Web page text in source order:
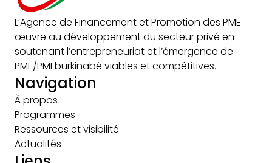
L’Agence de Financement et Promotion des PME
œuvre au développement du secteur privé en
soutenant l’entrepreneuriat et l’émergence de
PME/PMI burkinabè viables et compétitives.
Navigation
À propos
Programmes
Ressources et visibilité
Actualités